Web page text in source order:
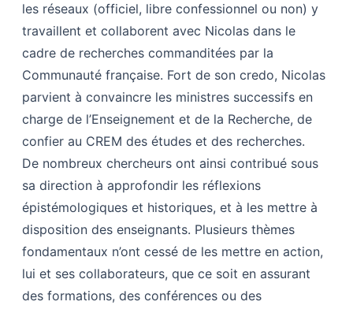
les réseaux (officiel, libre confessionnel ou non) y
travaillent et collaborent avec Nicolas dans le
cadre de recherches commanditées par la
Communauté française. Fort de son credo, Nicolas
parvient à convaincre les ministres successifs en
charge de l’Enseignement et de la Recherche, de
confier au CREM des études et des recherches.
De nombreux chercheurs ont ainsi contribué sous
sa direction à approfondir les réflexions
épistémologiques et historiques, et à les mettre à
disposition des enseignants. Plusieurs thèmes
fondamentaux n’ont cessé de les mettre en action,
lui et ses collaborateurs, que ce soit en assurant
des formations, des conférences ou des